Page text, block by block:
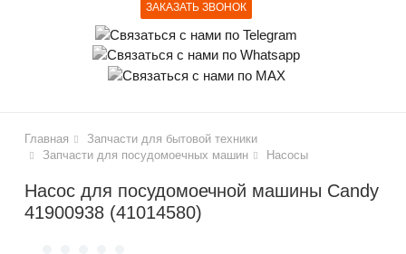
ЗАКАЗАТЬ ЗВОНОК
Главная
Запчасти для бытовой техники
Запчасти для посудомоечных машин
Насосы
Насос для посудомоечной машины Candy
41900938 (41014580)